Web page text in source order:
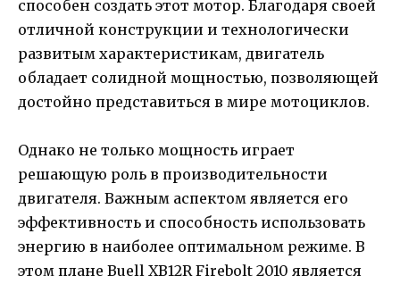
способен создать этот мотор. Благодаря своей
отличной конструкции и технологически
развитым характеристикам, двигатель
обладает солидной мощностью, позволяющей
достойно представиться в мире мотоциклов.
Однако не только мощность играет
решающую роль в производительности
двигателя. Важным аспектом является его
эффективность и способность использовать
энергию в наиболее оптимальном режиме. В
этом плане Buell XB12R Firebolt 2010 является